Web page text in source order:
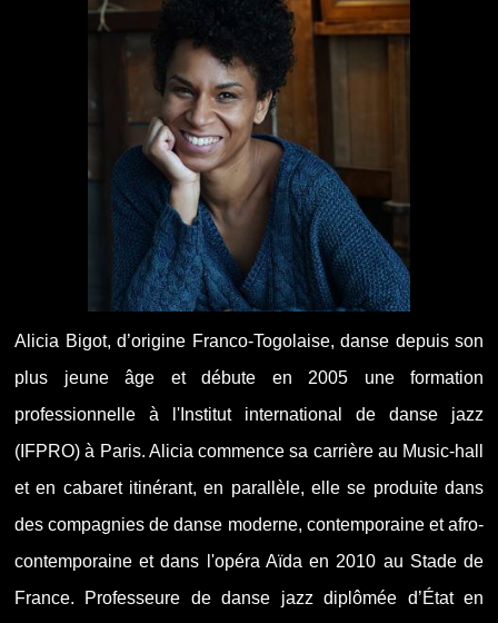
Alicia Bigot, d’origine Franco-Togolaise, danse depuis son
plus jeune âge et débute en 2005 une formation
professionnelle à l'Institut international de danse jazz
(IFPRO) à Paris. Alicia commence sa carrière au Music-hall
et en cabaret itinérant, en parallèle, elle se produite dans
des compagnies de danse moderne, contemporaine et afro-
contemporaine et dans l'opéra Aïda en 2010 au Stade de
France. Professeure de danse jazz diplômée d’État en